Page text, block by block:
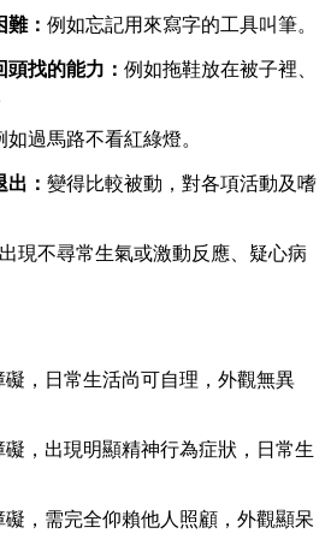
： 例如忘記用來寫字的工具叫筆。
找的能力： 例如拖鞋放在被子裡、
如過馬路不看紅綠燈。
： 變得比較被動，對各項活動及嗜
現不尋常生氣或激動反應、疑心病
，日常生活尚可自理，外觀無異
，出現明顯精神行為症狀，日常生
，需完全仰賴他人照顧，外觀顯呆